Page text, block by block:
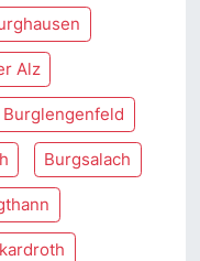
Alz
Burglengenfeld
Burgsalach